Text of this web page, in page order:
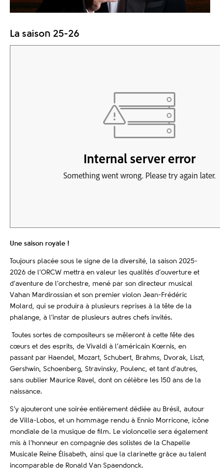
La saison 25-26
Une saison royale !
Toujours placée sous le signe de la diversité, la saison 2025-
2026 de l’ORCW mettra en valeur les qualités d’ouverture et
d’aventure de l’orchestre, mené par son directeur musical
Vahan Mardirossian et son premier violon Jean-Frédéric
Molard, qui se produira à plusieurs reprises à la tête de la
phalange, à l’instar de plusieurs autres chefs invités.
Toutes sortes de compositeurs se mêleront à cette fête des
cœurs et des esprits, de Vivaldi à l’américain Kœrnis, en
passant par Haendel, Mozart, Schubert, Brahms, Dvorak, Liszt,
Gershwin, Schoenberg, Stravinsky, Poulenc, et tant d’autres,
sans oublier Maurice Ravel, dont on célèbre les 150 ans de la
naissance.
S’y ajouteront une soirée entièrement dédiée au Brésil, autour
de Villa-Lobos, et un hommage rendu à Ennio Morricone, icône
mondiale de la musique de film. Le violoncelle sera également
mis à l’honneur en compagnie des solistes de la Chapelle
Musicale Reine Élisabeth, ainsi que la clarinette grâce au talent
incomparable de Ronald Van Spaendonck.